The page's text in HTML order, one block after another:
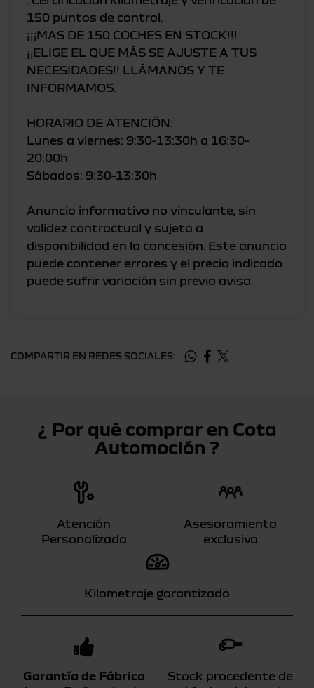
150 puntos de control.
¡¡¡MAS DE 150 COCHES EN STOCK!!!
¡¡ELIGE EL QUE MÁS SE AJUSTE A TUS
NECESIDADES!! LLÁMANOS Y TE
INFORMAMOS.
HORARIO DE ATENCIÓN:
Lunes a viernes: 9:30-13:30h a 16:30-
20:00h
Sábados: 9:30-13:30h
Anuncio informativo no vinculante, sin
validez contractual y sujeto a
disponibilidad en la concesión. Este anuncio
puede contener errores y el precio indicado
COMPARTIR EN REDES SOCIALES:
¿ Por qué comprar en Cota
Automoción ?
Atención
Personalizada
Asesoramiento
exclusivo
Kilometraje garantizado
Garantía de Fábrica
Stock procedente de